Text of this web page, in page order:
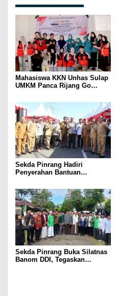
Mahasiswa KKN Unhas Sulap
UMKM Panca Rijang Go
Antusias Ikuti Pelatihan
Sekda Pinrang Hadiri
Penyerahan Bantuan
Dukung Swasembada Pangan
Sekda Pinrang Buka Silatnas
Banom DDI, Tegaskan